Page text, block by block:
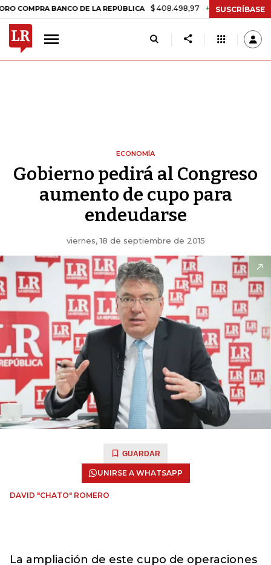
BANCO DE LA REPÚBLICA $ 408.498,97 +$ 8.753,81 +2,19%
SUSCRÍBASE
ECONOMÍA
Gobierno pedirá al Congreso
aumento de cupo para
endeudarse
viernes, 18 de septiembre de 2015
GUARDAR
UNIRSE A WHATSAPP
DAVID "CHATO" ROMERO
La ampliación de este cupo de operaciones